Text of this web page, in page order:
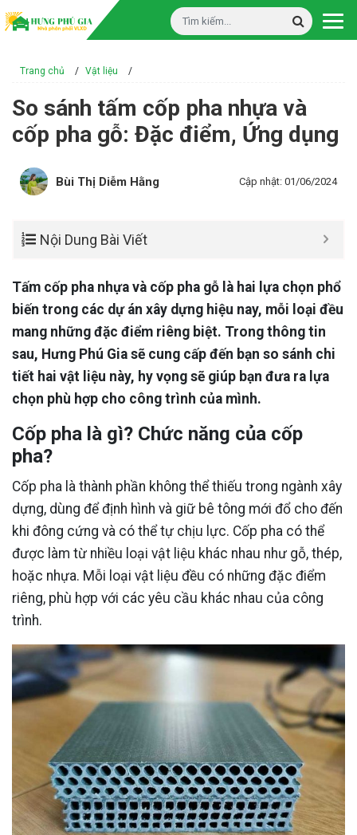
Trang chủ / Vật liệu /
So sánh tấm cốp pha nhựa và
cốp pha gỗ: Đặc điểm, Ứng dụng
Bùi Thị Diễm Hằng Cập nhật: 01/06/2024
Nội Dung Bài Viết
Tấm cốp pha nhựa và cốp pha gỗ là hai lựa chọn phổ
biến trong các dự án xây dựng hiệu nay, mỗi loại đều
mang những đặc điểm riêng biệt. Trong thông tin
sau, Hưng Phú Gia sẽ cung cấp đến bạn so sánh chi
tiết hai vật liệu này, hy vọng sẽ giúp bạn đưa ra lựa
chọn phù hợp cho công trình của mình.
Cốp pha là gì? Chức năng của cốp
pha?
Cốp pha là thành phần không thể thiếu trong ngành xây
dựng, dùng để định hình và giữ bê tông mới đổ cho đến
khi đông cứng và có thể tự chịu lực. Cốp pha có thể
được làm từ nhiều loại vật liệu khác nhau như gỗ, thép,
hoặc nhựa. Mỗi loại vật liệu đều có những đặc điểm
riêng, phù hợp với các yêu cầu khác nhau của công
trình.